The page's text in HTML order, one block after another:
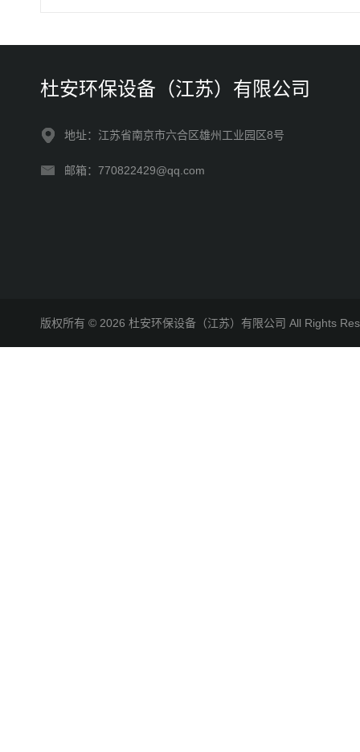
杜安环保设备（江苏）有限公司
地址：江苏省南京市六合区雄州工业园区8号
邮箱：770822429@qq.com
版权所有 © 2026 杜安环保设备（江苏）有限公司 All Rights